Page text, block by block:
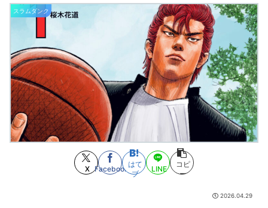
🤖「最初にステータスを10ポイント割り振ってください」 天才ワイ「った
く…ｗ」 (8/8 11:25)
【悲報】ワンピースの「ニカニカの実」を未だに受け入れられてない奴ｗ
(8/8 11:24)
甲子園の女性審判さん、早速甲子園で盛大にやらかすｗｗｗｗｗｗ (8/8
11:24)
ジャンプが最も売れた1995年新年3・4合併号に載ってる作品リストｗｗｗ
ｗｗ (8/8 11:20)
【衝撃】先日ワイに｢殺すぞ｣と言った上司、｢胃が痛い｣とか言い出すｗｗ
ｗｗｗ (8/8 11:18)
今猛烈に〇〇に行きたい人集合 (8/8 11:18)
円安でも海外に行きたい (8/8 11:18)
ショートスリーパー堀さん、とんでもない量の誹謗中傷が届いて号泣す
【悲報】学マスPさん繰り返されるランダムグッズで疲弊してしまう
『呪術廻戦』伏黒恵を徹底解説！名台詞・十種影法術・担当声優までプロ
スラムダンク
X Facebook
はて
ブ
LINE
コピ
ー
2026.04.29